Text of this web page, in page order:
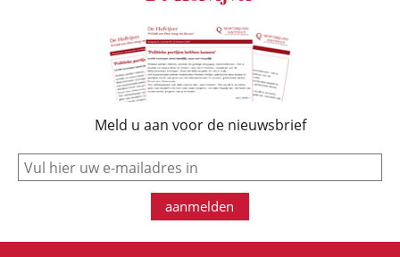
Meld u aan voor de nieuwsbrief
e-mail
aanmelden